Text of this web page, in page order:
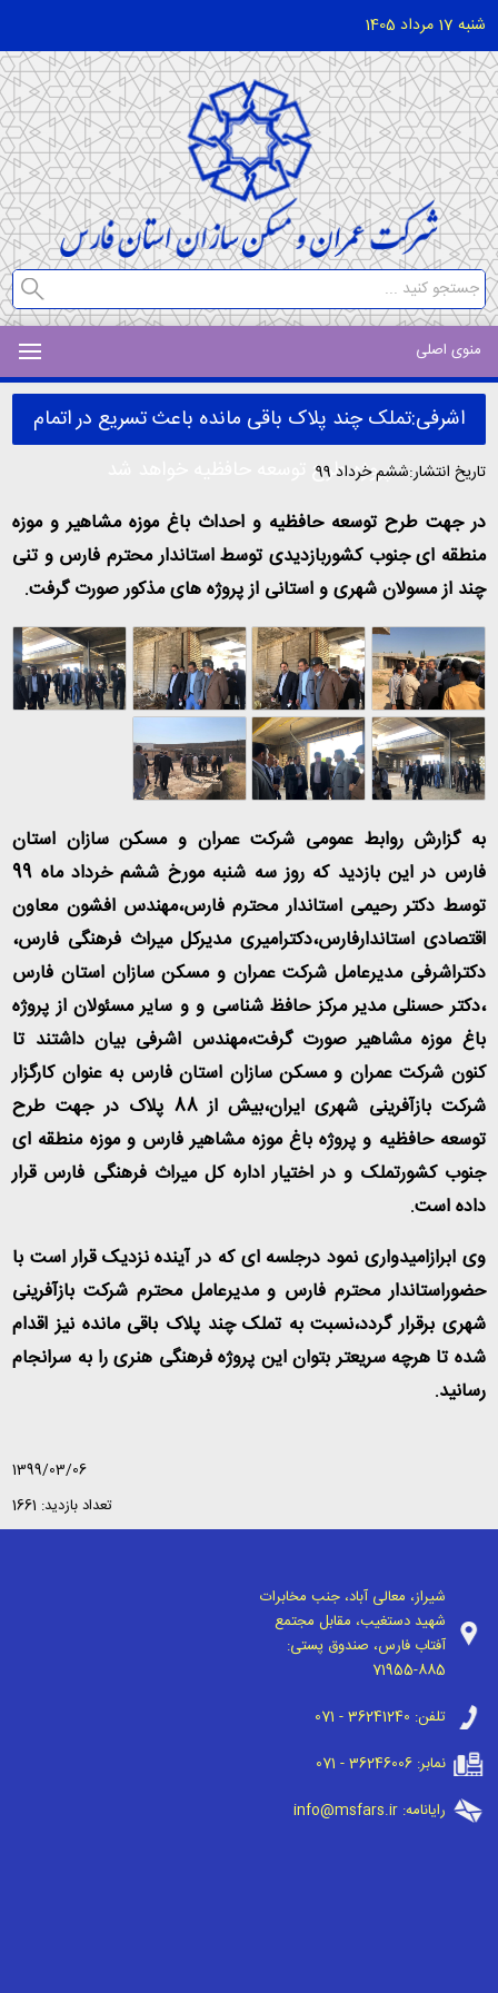
شنبه 17 مرداد 1405
منوی اصلی
اشرفی:تملک چند پلاک باقی مانده باعث تسریع در اتمام
پروژه طرح توسعه حافظیه خواهد شدتاریخ انتشار:ششم خرداد 99
در جهت طرح توسعه حافظیه و احداث باغ موزه مشاهیر و موزه
منطقه ای جنوب کشوربازدیدی توسط استاندار محترم فارس و تنی
چند از مسولان شهری و استانی از پروژه های مذکور صورت گرفت.
به گزارش روابط عمومی شرکت عمران و مسکن سازان استان
فارس در این بازدید که روز سه شنبه مورخ ششم خرداد ماه 99
توسط دکتر رحیمی استاندار محترم فارس،مهندس افشون معاون
اقتصادی استاندارفارس،دکترامیری مدیرکل میراث فرهنگی فارس،
دکتراشرفی مدیرعامل شرکت عمران و مسکن سازان استان فارس
،دکتر حسنلی مدیر مرکز حافظ شناسی و و سایر مسئولان از پروژه
باغ موزه مشاهیر صورت گرفت،مهندس اشرفی بیان داشتند تا
کنون شرکت عمران و مسکن سازان استان فارس به عنوان کارگزار
شرکت بازآفرینی شهری ایران،بیش از 88 پلاک در جهت طرح
توسعه حافظیه و پروژه باغ موزه مشاهیر فارس و موزه منطقه ای
جنوب کشورتملک و در اختیار اداره کل میراث فرهنگی فارس قرار
داده است.
وی ابرازامیدواری نمود درجلسه ای که در آینده نزدیک قرار است با
حضوراستاندار محترم فارس و مدیرعامل محترم شرکت بازآفرینی
شهری برقرار گردد،نسبت به تملک چند پلاک باقی مانده نیز اقدام
شده تا هرچه سریعتر بتوان این پروژه فرهنگی هنری را به سرانجام
رسانید.
1399/03/06
تعداد بازدید: 1661
شیراز، معالی آباد، جنب مخابرات
شهید دستغیب، مقابل مجتمع
آفتاب فارس، صندوق پستی:
71955-885
تلفن: 071 - 36241240
نمابر:071 - 36246006
رایانامه:info@msfars.ir